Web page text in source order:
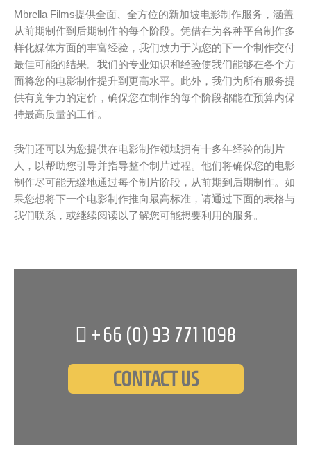
Mbrella Films提供全面、全方位的新加坡电影制作服务，涵盖
从前期制作到后期制作的每个阶段。凭借在为各种平台制作多
样化媒体方面的丰富经验，我们致力于为您的下一个制作交付
最佳可能的结果。我们的专业知识和经验使我们能够在各个方
面将您的电影制作提升到更高水平。此外，我们为所有服务提
供有竞争力的定价，确保您在制作的每个阶段都能在预算内保
持最高质量的工作。
我们还可以为您提供在电影制作领域拥有十多年经验的制片
人，以帮助您引导并指导整个制片过程。他们将确保您的电影
制作尽可能无缝地通过每个制片阶段，从前期到后期制作。如
果您想将下一个电影制作推向最高标准，请通过下面的表格与
我们联系，或继续阅读以了解您可能想要利用的服务。
+66 (0) 93 771 1098
CONTACT US